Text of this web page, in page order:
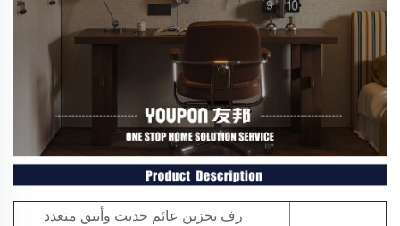
رف تخزين عائم حديث وأنيق متعدد